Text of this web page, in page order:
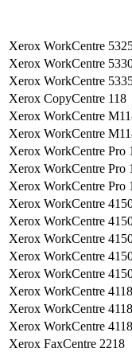
Xerox WorkCentre
Xerox WorkCentre
Xerox WorkCentre
Xerox CopyCentre 118
Xerox WorkCentre
Xerox WorkCentre
Xerox WorkCentre Pro
Xerox WorkCentre Pro
Xerox WorkCentre Pro
Xerox WorkCentre
Xerox WorkCentre
Xerox WorkCentre
Xerox WorkCentre
Xerox WorkCentre
Xerox WorkCentre
Xerox WorkCentre
Xerox WorkCentre
Xerox FaxCentre 2218